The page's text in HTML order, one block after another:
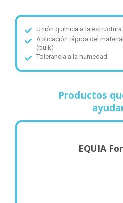
Unión química a la
Aplicación rápida del
(bulk)
Tolerancia a la humedad
Productos
EQUIA